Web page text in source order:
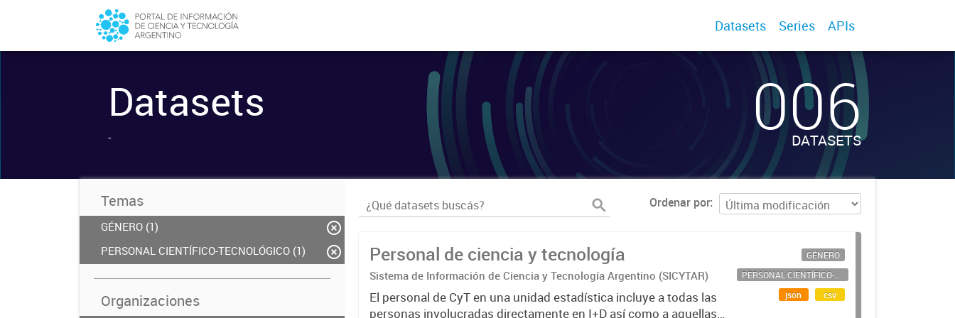
Datasets Series APIs
Datasets
- 006
DATASETS
Temas
GÉNERO (1)
PERSONAL CIENTÍFICO-TECNOLÓGICO (1)
Organizaciones
Ordenar por
Personal de ciencia y tecnología
Sistema de Información de Ciencia y Tecnología Argentino (SICYTAR)
El personal de CyT en una unidad estadística incluye a todas las
personas involucradas directamente en I+D así como a aquellas
GÉNERO
PERSONAL CIENTÍFICO-TECNOLÓGICO
json
csv